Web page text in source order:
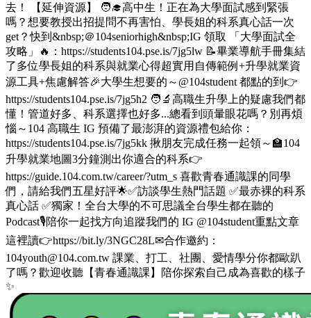
去！ 【延伸資源】 🧑‍🎓高中生！正在為大學面試感到緊張
嗎？想要教授出招提問不再害怕、學長姐的科系真心話一次
get？快到&nbsp;＠104seniorhigh&nbsp;IG 領取 「大學面試全
攻略」🔥：https://students104.pse.is/7jg5lw 📝畢業導航手冊集結
了多位學長姐的科系與就業心得超實用自傳範例+升學就業資
源工具+焦慮解答🎉大學生想要的～@104student 都點的到👉
https://students104.pse.is/7jg5h2 🧑‍🔬高職生升學上的疑慮我們都
懂！管道好多、科系選擇也好多...總看到頭暈眼花嗎？別再煩
惱～104 高職生 IG 預備了最澎湃的資源禮包給你：
https://students104.pse.is/7jg5kk 揪朋友完成任務一起領～🏫104
升學就業地圖3分鐘測出你適合的科系👉
https://guide.104.com.tw/career/?utm_s 喜歡青春通識課的同學
們，請給我們五星好評🌟✅訪談學生熱門話題 ✅最赤裸的科系
真心話 ✅獨家！全台大學的不可思議全台學生都在聽的
Podcast🎙️陪你一起找方向追蹤我們的 IG @104student重點文章
這裡讀👉https://bit.ly/3NGC28L✉合作邀約：
104youth@104.com.tw 課業、打工、社團、愛情學分你都歐趴
了嗎？歡迎收聽【青春通識課】陪你探索自己成為喜歡的樣子
✨